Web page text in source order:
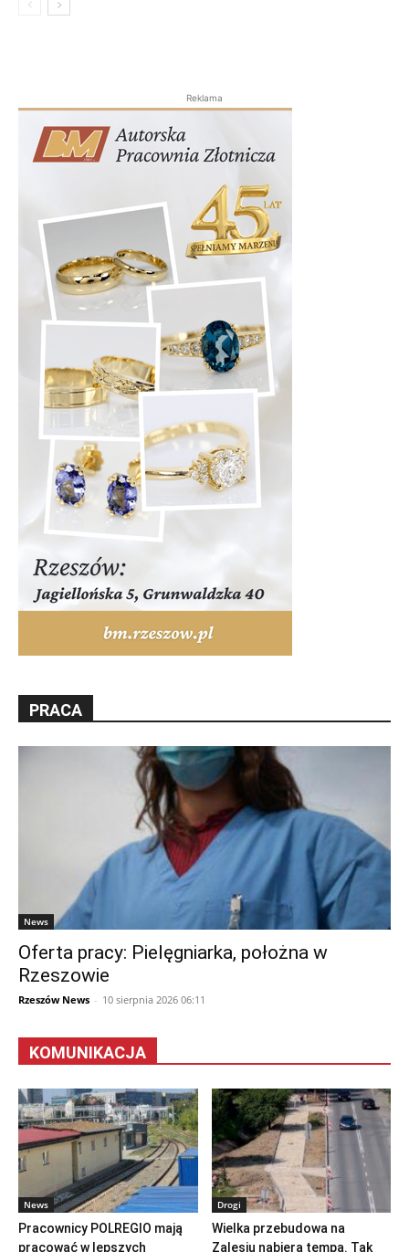
Reklama
PRACA
News
Oferta pracy: Pielęgniarka, położna w
Rzeszowie
Rzeszów News - 10 sierpnia 2026 06:11
KOMUNIKACJA
News
Pracownicy POLREGIO mają
pracować w lepszych
Drogi
Wielka przebudowa na
Zalesiu nabiera tempa. Tak